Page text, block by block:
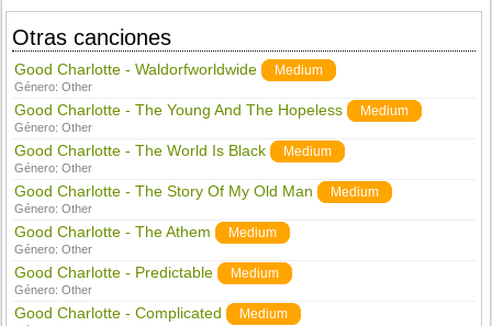
Otras canciones
Good Charlotte - Waldorfworldwide Medium
Género:Other
Good Charlotte - The Young And The Hopeless Medium
Género:Other
Good Charlotte - The World Is Black Medium
Género:Other
Good Charlotte - The Story Of My Old Man Medium
Género:Other
Good Charlotte - The Athem Medium
Género:Other
Good Charlotte - Predictable Medium
Género:Other
Good Charlotte - Complicated Medium